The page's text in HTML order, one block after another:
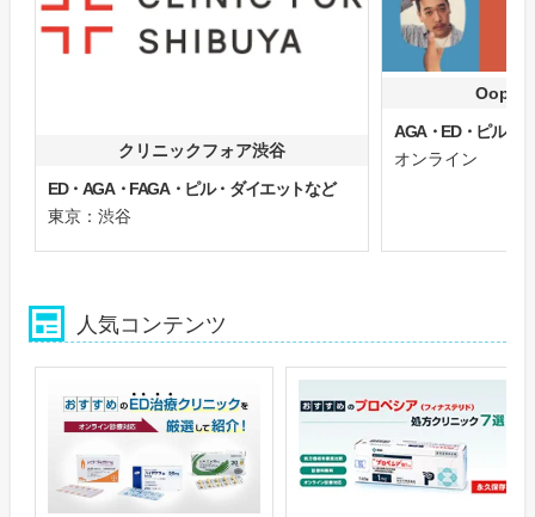
クリニックフォア渋谷
ED・AGA・FAGA・ピル・ダイエットなど
東京：渋谷
Oops
AGA・ED・ピル
オンライン
人気コンテンツ